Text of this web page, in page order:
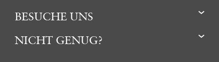
BESUCHE UNS
NICHT GENUG?